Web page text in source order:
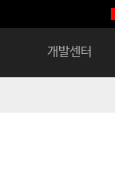
개발센터